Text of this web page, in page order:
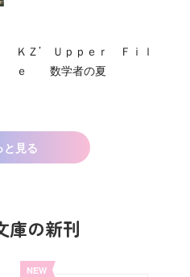
ＫＺ’ Ｕｐｐｅｒ Ｆｉｌ
ｅ 数学者の夏
と見る
庫の新刊
NEW